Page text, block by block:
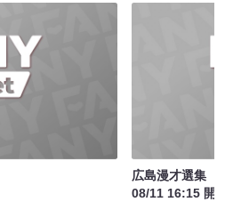
広島漫才選集
08/11 16:15 開